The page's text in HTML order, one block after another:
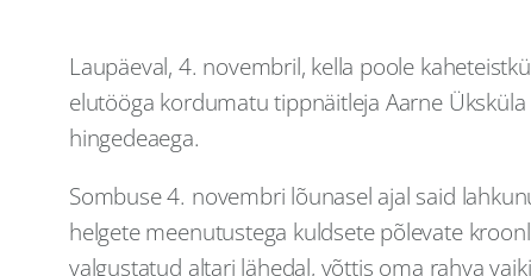
Laupäeval, 4. novembril, kella poole
elutööga kordumatu tippnäitleja Aarne
hingedeaega.
Sombuse 4. novembri lõunasel ajal said
helgete meenutustega kuldsete põlevate
valgustatud altari lähedal, võttis oma rahva